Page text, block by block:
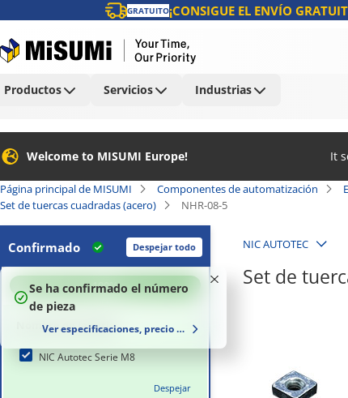
GRATUITO¡CONSIGUE EL ENVÍO
Productos Servicios Industrias
Welcome to MISUMI Europe! It
Página principal de MISUMI Componentes de automatización
Set de tuercas cuadradas (acero)
NHR-08-5
Confirmado Despejar todo
100%
Se ha confirmado el número
de pieza
Ver especificaciones, precio y plazo de entrega
Nombre de la serie
NIC Autotec Serie M8
Despejar
NIC AUTOTEC
Set de